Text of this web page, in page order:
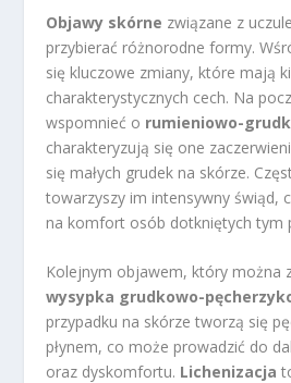
Objawy skórne związane z
przybierać różnorodne formy.
się kluczowe zmiany, które mają
charakterystycznych cech. Na
wspomnieć o rumieniowo-
charakteryzują się one
się małych grudek na skórze.
towarzyszy im intensywny świąd,
na komfort osób dotkniętych tym
Kolejnym objawem, który można
wysypka grudkowo-
przypadku na skórze tworzą się
płynem, co może prowadzić do
oraz dyskomfortu. Lichenizacja